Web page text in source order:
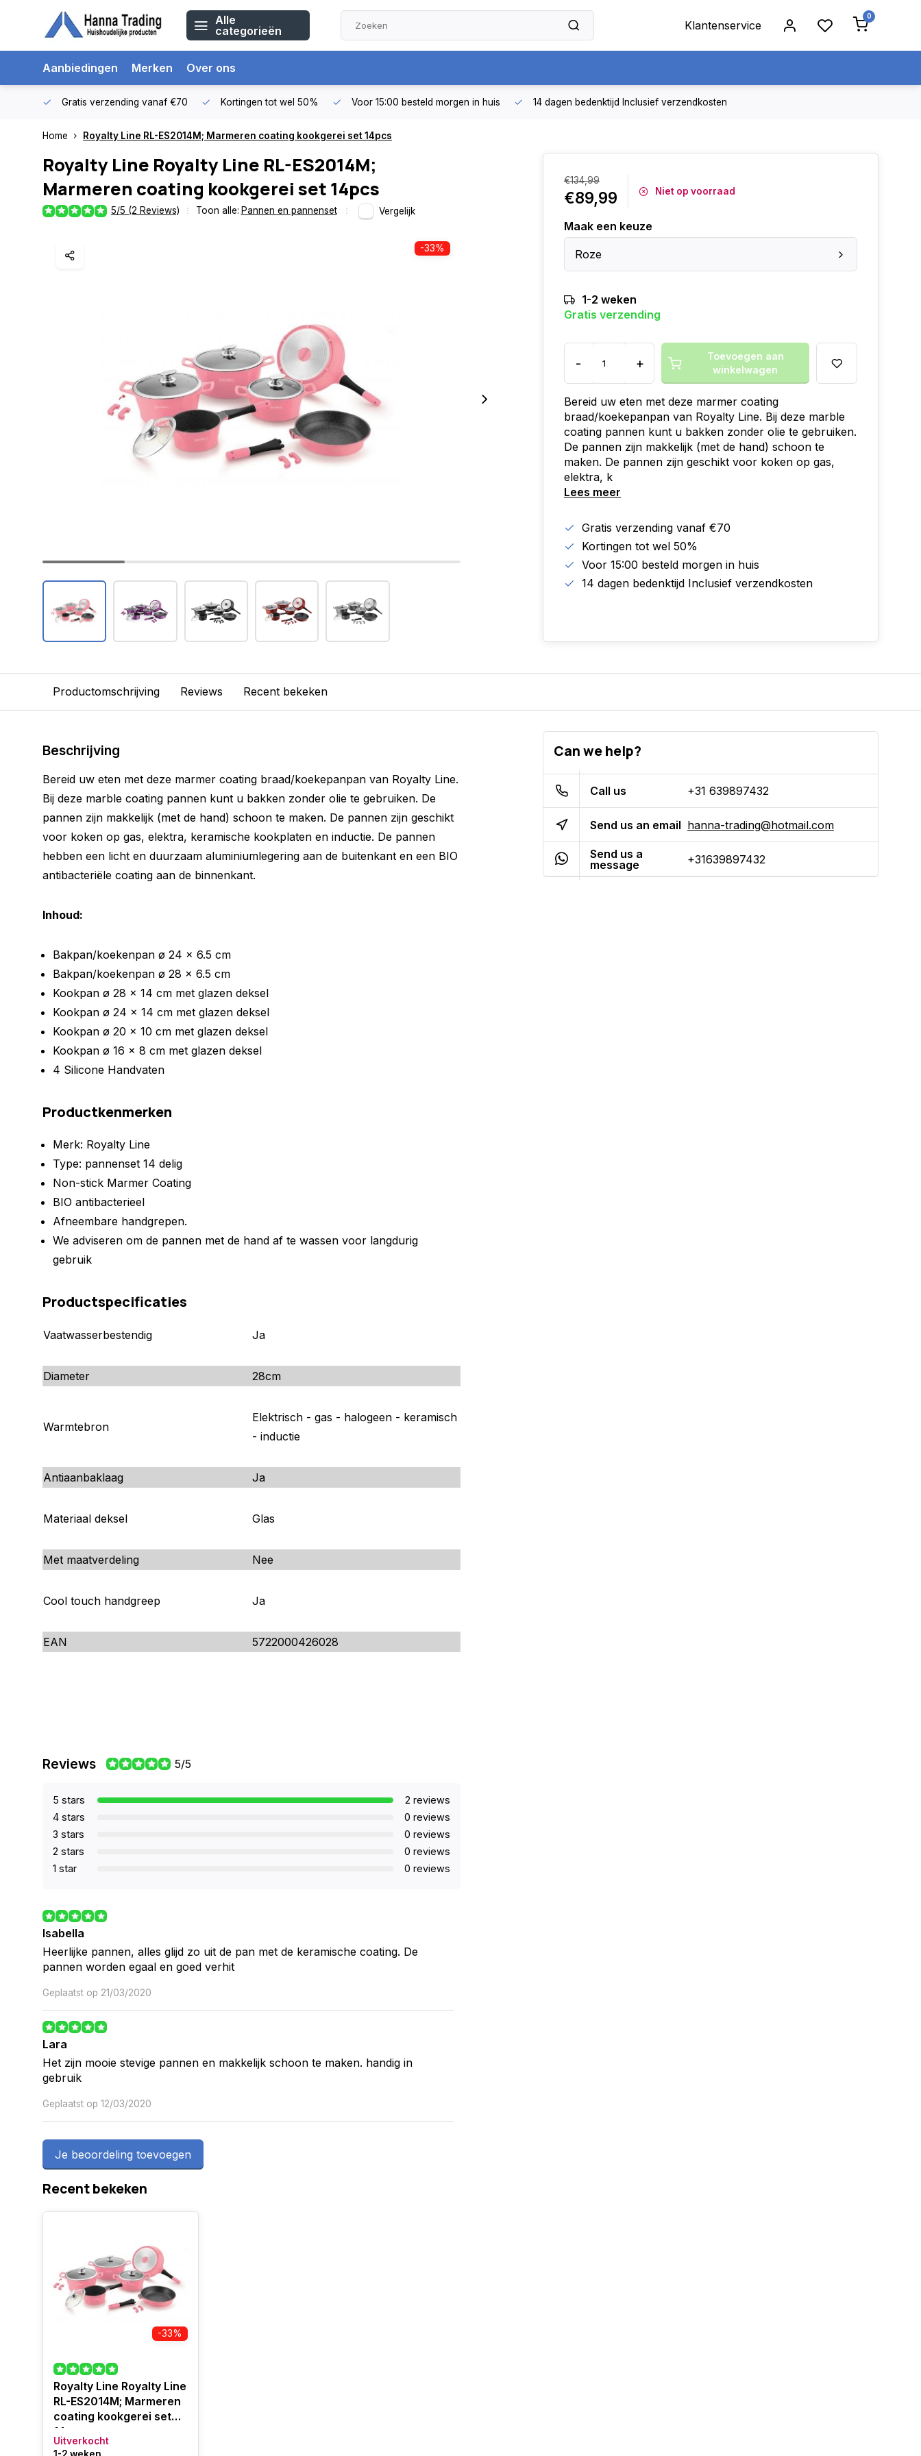
Alle
categorieën
Klantenservice
0
Aanbiedingen Merken Over ons
Gratis verzending vanaf €70 Kortingen tot wel 50% Voor 15:00 besteld morgen in huis 14 dagen bedenktijd Inclusief verzendkosten
Home Royalty Line RL-ES2014M; Marmeren coating kookgerei set 14pcs
Royalty Line Royalty Line RL-ES2014M;
Marmeren coating kookgerei set 14pcs
5/5 (2 Reviews) Toon alle: Pannen en pannenset Vergelijk
-33%
€134,99
€89,99 Niet op voorraad
Maak een keuze
Roze
1-2 weken
Gratis verzending
- +
Toevoegen aan
winkelwagen
Bereid uw eten met deze marmer coating
braad/koekepanpan van Royalty Line. Bij deze marble
coating pannen kunt u bakken zonder olie te gebruiken.
De pannen zijn makkelijk (met de hand) schoon te
maken. De pannen zijn geschikt voor koken op gas,
elektra, k
Lees meer
Gratis verzending vanaf €70
Kortingen tot wel 50%
Voor 15:00 besteld morgen in huis
14 dagen bedenktijd Inclusief verzendkosten
Productomschrijving Reviews Recent bekeken
Beschrijving
Bereid uw eten met deze marmer coating braad/koekepanpan van Royalty Line.
Bij deze marble coating pannen kunt u bakken zonder olie te gebruiken. De
pannen zijn makkelijk (met de hand) schoon te maken. De pannen zijn geschikt
voor koken op gas, elektra, keramische kookplaten en inductie. De pannen
hebben een licht en duurzaam aluminiumlegering aan de buitenkant en een BIO
antibacteriële coating aan de binnenkant.
Inhoud:
Bakpan/koekenpan ø 24 x 6.5 cm
Bakpan/koekenpan ø 28 x 6.5 cm
Kookpan ø 28 x 14 cm met glazen deksel
Kookpan ø 24 x 14 cm met glazen deksel
Kookpan ø 20 x 10 cm met glazen deksel
Kookpan ø 16 x 8 cm met glazen deksel
4 Silicone Handvaten
Productkenmerken
Merk: Royalty Line
Type: pannenset 14 delig
Non-stick Marmer Coating
BIO antibacterieel
Afneembare handgrepen.
We adviseren om de pannen met de hand af te wassen voor langdurig
gebruik
Productspecificaties
Vaatwasserbestendig Ja
Diameter 28cm
Warmtebron
Elektrisch - gas - halogeen - keramisch
- inductie
Antiaanbaklaag Ja
Materiaal deksel Glas
Met maatverdeling Nee
Cool touch handgreep Ja
EAN 5722000426028
Reviews 5/5
5 stars
2 reviews
4 stars
0 reviews
3 stars
0 reviews
2 stars
0 reviews
1 star
0 reviews
Isabella
Heerlijke pannen, alles glijd zo uit de pan met de keramische coating. De
pannen worden egaal en goed verhit
Geplaatst op 21/03/2020
Lara
Het zijn mooie stevige pannen en makkelijk schoon te maken. handig in
gebruik
Geplaatst op 12/03/2020
Je beoordeling toevoegen
Can we help?
Call us +31 639897432
Send us an email hanna-trading@hotmail.com
Send us a
message
+31639897432
Recent bekeken
-33%
Royalty Line Royalty Line
RL-ES2014M; Marmeren
coating kookgerei set
14pcs
Uitverkocht